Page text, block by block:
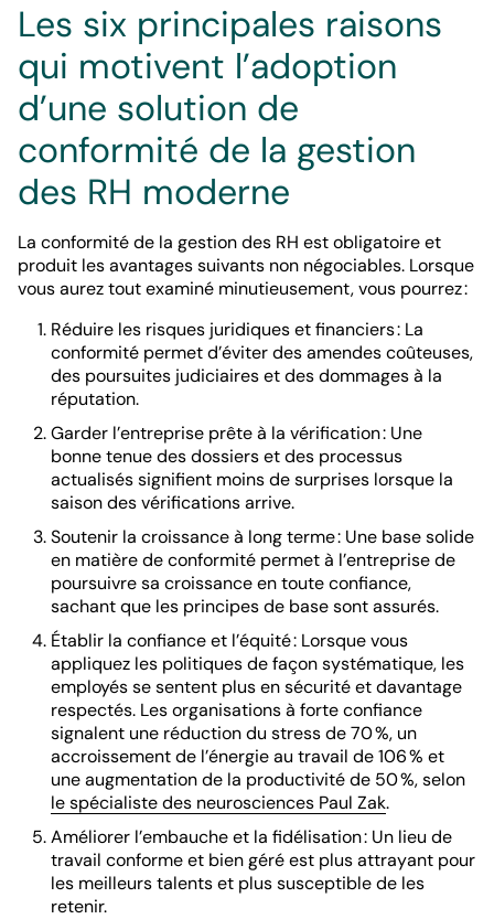
Les six principales raisons
qui motivent l’adoption
d’une solution de
conformité de la gestion
des RH moderne
La conformité de la gestion des RH est obligatoire et
produit les avantages suivants non négociables. Lorsque
vous aurez tout examiné minutieusement, vous pourrez :
Réduire les risques juridiques et financiers : La
conformité permet d’éviter des amendes coûteuses,
des poursuites judiciaires et des dommages à la
réputation.
Garder l’entreprise prête à la vérification : Une
bonne tenue des dossiers et des processus
actualisés signifient moins de surprises lorsque la
saison des vérifications arrive.
Soutenir la croissance à long terme : Une base solide
en matière de conformité permet à l’entreprise de
poursuivre sa croissance en toute confiance,
sachant que les principes de base sont assurés.
Établir la confiance et l’équité : Lorsque vous
appliquez les politiques de façon systématique, les
employés se sentent plus en sécurité et davantage
respectés. Les organisations à forte confiance
signalent une réduction du stress de 70 %, un
accroissement de l’énergie au travail de 106 % et
une augmentation de la productivité de 50 %, selon
le spécialiste des neurosciences Paul Zak.
Améliorer l’embauche et la fidélisation : Un lieu de
travail conforme et bien géré est plus attrayant pour
les meilleurs talents et plus susceptible de les
retenir.